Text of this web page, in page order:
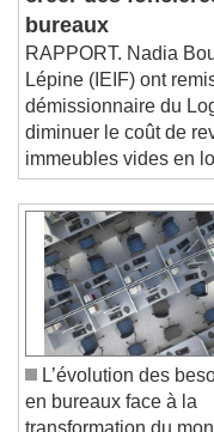
créer des
bureaux
RAPPORT. Nadia
Lépine (IEIF) ont
démissionnaire du
diminuer le coût de
immeubles vides en
L’évolution des
en bureaux face à la